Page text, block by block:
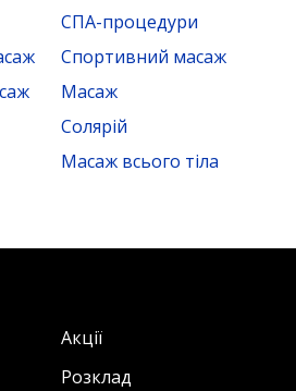
СПА-процедури
Спортивний масаж
Масаж
Солярій
Масаж всього тіла
Акції
Розклад